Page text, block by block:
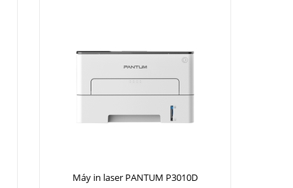
Máy in laser PANTUM P3010D